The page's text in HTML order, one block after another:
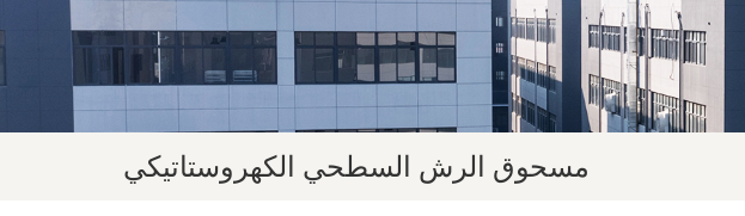
مسحوق الرش السطحي الكهروستاتيكي